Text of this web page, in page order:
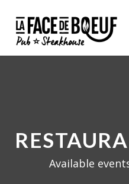
content
Available